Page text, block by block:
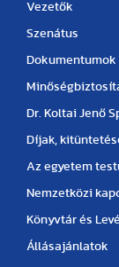
Vezetők
Szenátus
Dokumentumok
Dr. Koltai Jenő
Díjak,
Az egyetem
Nemzetközi
Könyvtár és
Állásajánlatok